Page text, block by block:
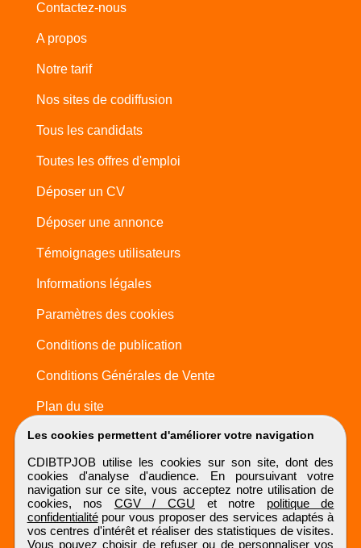
Les cookies permettent d'améliorer votre navigation
CDIBTPJOB utilise les cookies sur son site, dont des
cookies d'analyse d'audience. En poursuivant votre
navigation sur ce site, vous acceptez notre utilisation de
cookies, nos CGV / CGU et notre politique de
confidentialitépour vous proposer des services adaptés à
vos centres d'intérêt et réaliser des statistiques de visites.
Vous pouvez choisir de refuser ou de personnaliser vos
Contactez-nous
A propos
Notre tarif
Nos sites de codiffusion
Tous les candidats
Toutes les offres d'emploi
Déposer un CV
Déposer une annonce
Témoignages utilisateurs
Informations légales
Paramètres des cookies
Conditions de publication
Conditions Générales de Vente
Plan du site